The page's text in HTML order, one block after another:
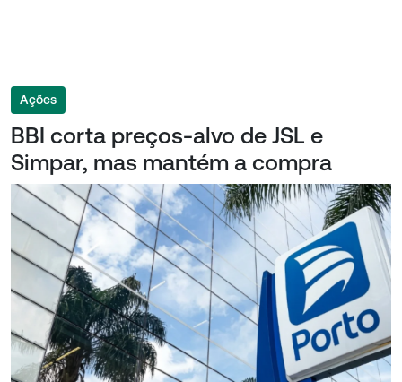
Ações
BBI corta preços-alvo de JSL e
Simpar, mas mantém a compra